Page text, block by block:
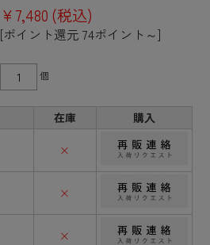
¥7,480 (税込)
[ポイント還元 74ポイント～]
個
在庫 購入
×
×
×